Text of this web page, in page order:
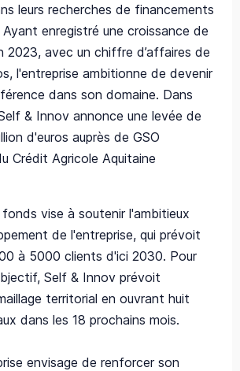
leurs recherches de financements
Ayant enregistré une croissance de
2023, avec un chiffre d’affaires de
l'entreprise ambitionne de devenir
dans son domaine. Dans
& Innov annonce une levée de
d'euros auprès de GSO
Crédit Agricole Aquitaine
vise à soutenir l'ambitieux
de l'entreprise, qui prévoit
à 5000 clients d'ici 2030. Pour
Self & Innov prévoit
territorial en ouvrant huit
dans les 18 prochains mois.
envisage de renforcer son